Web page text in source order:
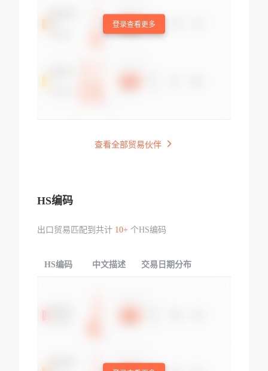
登录查看更多
查看全部贸易伙伴
HS编码
出口贸易匹配到共计 10+个HS编码
HS编码 中文描述 交易日期分布